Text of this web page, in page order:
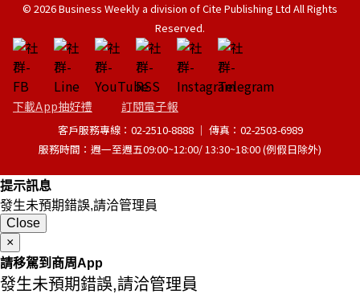
© 2026 Business Weekly a division of Cite Publishing Ltd All Rights
Reserved.
下載App抽好禮 訂閱電子報
客戶服務專線：02-2510-8888 │ 傳真：02-2503-6989
服務時間：週一至週五09:00~12:00/ 13:30~18:00 (例假日除外)
提示訊息
發生未預期錯誤,請洽管理員
Close
×
請移駕到商周App
發生未預期錯誤,請洽管理員